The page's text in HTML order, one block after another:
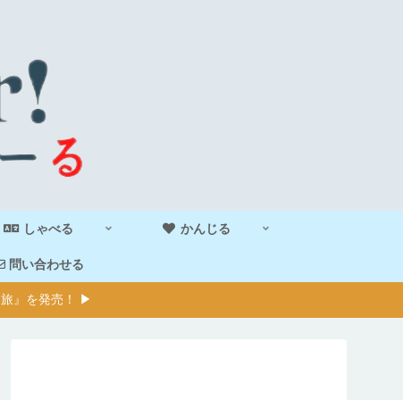
しゃべる かんじる
問い合わせる
旅』を発売！ ▶